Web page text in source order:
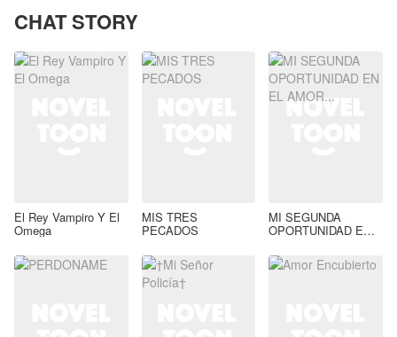
CHAT STORY
El Rey Vampiro Y El
Omega
MIS TRES
PECADOS
MI SEGUNDA
OPORTUNIDAD EN